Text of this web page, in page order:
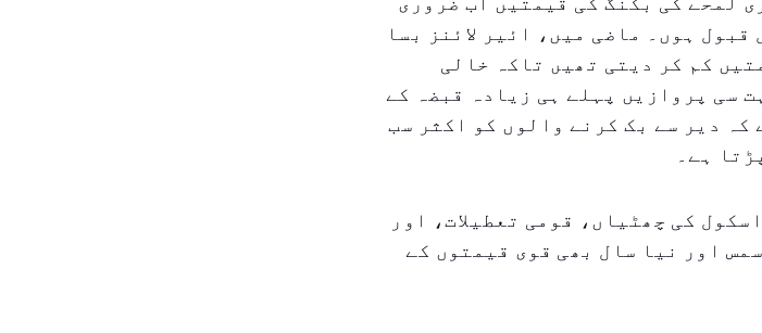
ہوں۔ ماضی میں، ائیر لائنز بسا
کم کر دیتی تھیں تاکہ خالی
سی پروازیں پہلے ہی زیادہ قبضہ کے
دیر سے بک کرنے والوں کو اکثر سب
ہے۔
کی چھٹیاں، قومی تعطیلات، اور
اور نیا سال بھی قوی قیمتوں کے